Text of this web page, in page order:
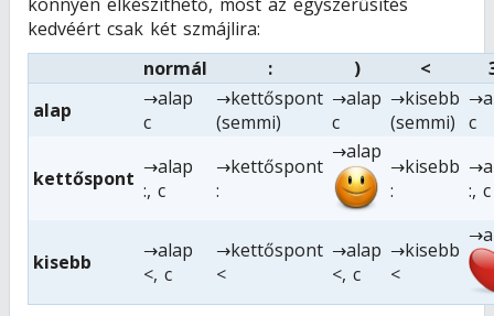
kedvéért csak két szmájlira:
normál
: ) <
alap
→alap
c
→kettőspont
(semmi)
→alap
c
→kisebb
(semmi) c
kettőspont →alap
:, c
→kettőspont
:
→alap
→kisebb
:
:, c
kisebb
→alap
<, c
→kettőspont
<
→alap
<, c
→kisebb
<